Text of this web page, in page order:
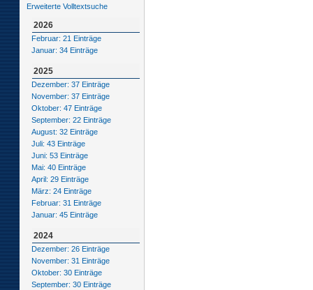
Erweiterte Volltextsuche
2026
Februar: 21 Einträge
Januar: 34 Einträge
2025
Dezember: 37 Einträge
November: 37 Einträge
Oktober: 47 Einträge
September: 22 Einträge
August: 32 Einträge
Juli: 43 Einträge
Juni: 53 Einträge
Mai: 40 Einträge
April: 29 Einträge
März: 24 Einträge
Februar: 31 Einträge
Januar: 45 Einträge
2024
Dezember: 26 Einträge
November: 31 Einträge
Oktober: 30 Einträge
September: 30 Einträge